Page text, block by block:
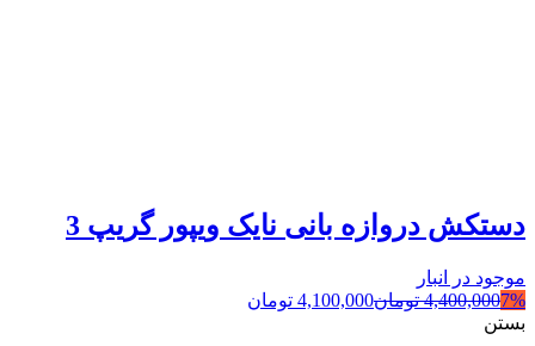
دستکش دروازه بانی نایک ویپور گریپ 3
موجود در انبار
7%
4,400,000 تومان4,100,000 تومان
بستن